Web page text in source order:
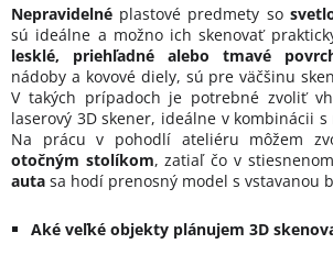
Nepravidelné plastové predmety so
sú ideálne a možno ich skenovať
lesklé, priehľadné alebo tmavé
nádoby a kovové diely, sú pre väčšinu
V takých prípadoch je potrebné zvoliť
laserový 3D skener, ideálne v kombinácii
Na prácu v pohodlí ateliéru môžem
otočným stolíkom, zatiaľ čo v stiesnenom
auta sa hodí prenosný model s vstavanou
Aké veľké objekty plánujem 3D